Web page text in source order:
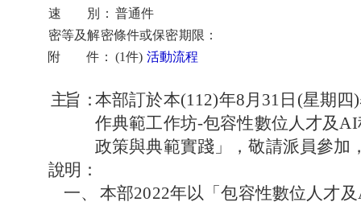
速 別： 普通件
密等及解密條件或保密期限：
附 件： (1件) 活動流程
主旨：本部訂於本(112)年8月31日(星期四
作典範工作坊-包容性數位人才及
政策與典範實踐」，敬請派員參加
說明：
一、
本部2022年以「包容性數位人才